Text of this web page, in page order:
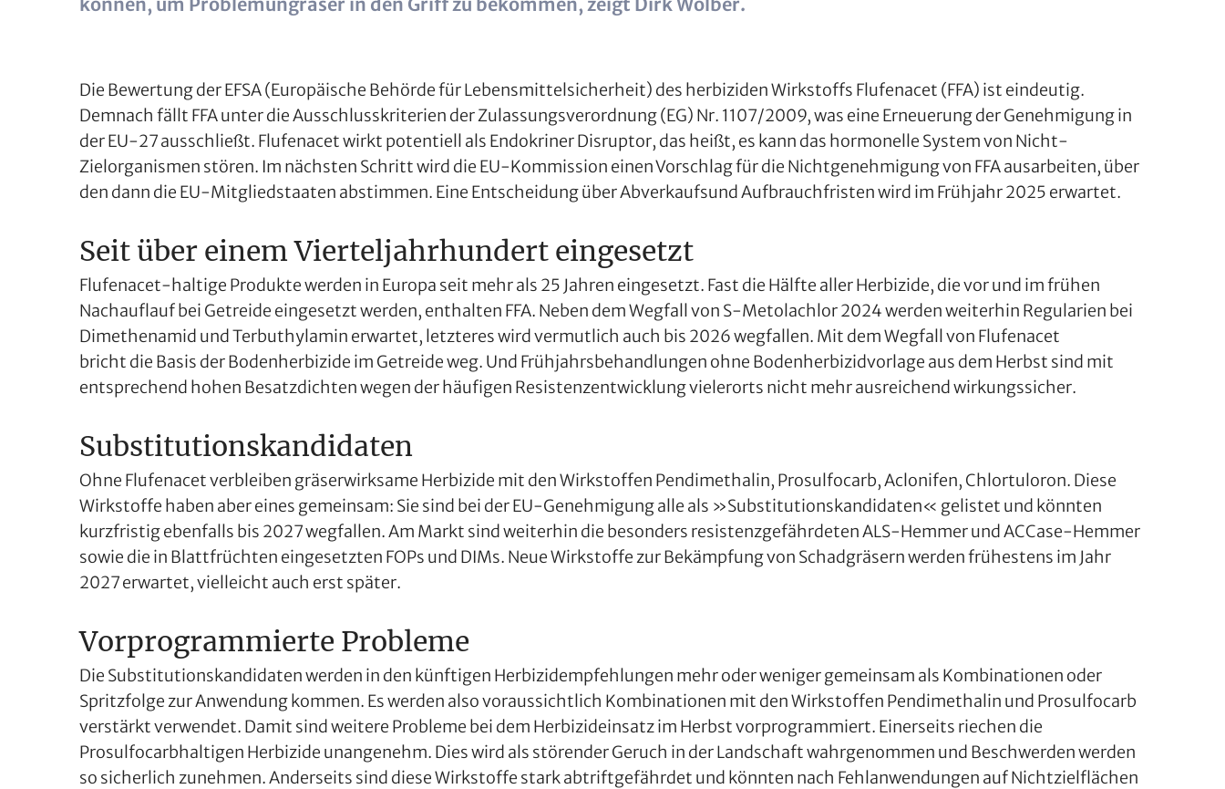
Die Bewertung der EFSA (Europäische Behörde für Lebensmittelsicherheit) des herbiziden Wirkstoffs Flufenacet (FFA) ist eindeutig.
Demnach fällt FFA unter die Ausschlusskriterien der Zulassungsverordnung (EG) Nr. 1107/2009, was eine Erneuerung der Genehmigung in
der EU-27 ausschließt. Flufenacet wirkt potentiell als Endokriner Disruptor, das heißt, es kann das hormonelle System von Nicht-
Zielorganismen stören. Im nächsten Schritt wird die EU-Kommission einen Vorschlag für die Nichtgenehmigung von FFA ausarbeiten, über
den dann die EU-Mitgliedstaaten abstimmen. Eine Entscheidung über Abverkaufsund Aufbrauchfristen wird im Frühjahr 2025 erwartet.
Seit über einem Vierteljahrhundert eingesetzt
Flufenacet-haltige Produkte werden in Europa seit mehr als 25 Jahren eingesetzt. Fast die Hälfte aller Herbizide, die vor und im frühen
Nachauflauf bei Getreide eingesetzt werden, enthalten FFA. Neben dem Wegfall von S-Metolachlor 2024 werden weiterhin Regularien bei
Dimethenamid und Terbuthylamin erwartet, letzteres wird vermutlich auch bis 2026 wegfallen. Mit dem Wegfall von Flufenacet
bricht die Basis der Bodenherbizide im Getreide weg. Und Frühjahrsbehandlungen ohne Bodenherbizidvorlage aus dem Herbst sind mit
entsprechend hohen Besatzdichten wegen der häufigen Resistenzentwicklung vielerorts nicht mehr ausreichend wirkungssicher.
Substitutionskandidaten
Ohne Flufenacet verbleiben gräserwirksame Herbizide mit den Wirkstoffen Pendimethalin, Prosulfocarb, Aclonifen, Chlortuloron. Diese
Wirkstoffe haben aber eines gemeinsam: Sie sind bei der EU-Genehmigung alle als »Substitutionskandidaten« gelistet und könnten
kurzfristig ebenfalls bis 2027 wegfallen. Am Markt sind weiterhin die besonders resistenzgefährdeten ALS-Hemmer und ACCase-Hemmer
sowie die in Blattfrüchten eingesetzten FOPs und DIMs. Neue Wirkstoffe zur Bekämpfung von Schadgräsern werden frühestens im Jahr
2027 erwartet, vielleicht auch erst später.
Vorprogrammierte Probleme
Die Substitutionskandidaten werden in den künftigen Herbizidempfehlungen mehr oder weniger gemeinsam als Kombinationen oder
Spritzfolge zur Anwendung kommen. Es werden also voraussichtlich Kombinationen mit den Wirkstoffen Pendimethalin und Prosulfocarb
verstärkt verwendet. Damit sind weitere Probleme bei dem Herbizideinsatz im Herbst vorprogrammiert. Einerseits riechen die
Prosulfocarbhaltigen Herbizide unangenehm. Dies wird als störender Geruch in der Landschaft wahrgenommen und Beschwerden werden
so sicherlich zunehmen. Anderseits sind diese Wirkstoffe stark abtriftgefährdet und könnten nach Fehlanwendungen auf Nichtzielflächen